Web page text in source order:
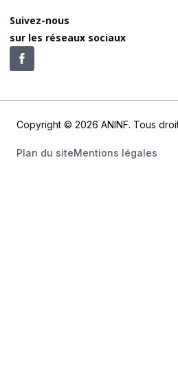
Suivez-nous
sur les réseaux sociaux
Copyright © 2026 ANINF. Tous
Plan du siteMentions légales